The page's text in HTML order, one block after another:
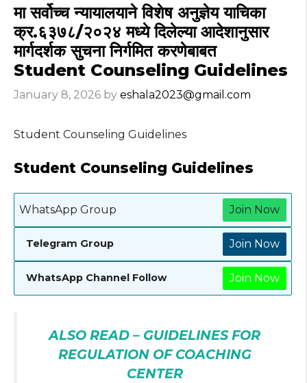
मा सर्वोच्च न्यायालयाने विशेष अनुज्ञेय याचिका
क्र.६३७८/२०२४ मध्ये दिलेल्या आदेशानुसार
मार्गदर्शक सुचना निर्गमित करणेबाबत
Student Counseling Guidelines
January 8, 2026 by eshala2023@gmail.com
Student Counseling Guidelines
Student Counseling Guidelines
WhatsApp Group Join Now
Telegram Group Join Now
WhatsApp Channel Follow Join Now
ALSO READ – GUIDELINES FOR
REGULATION OF COACHING
CENTER